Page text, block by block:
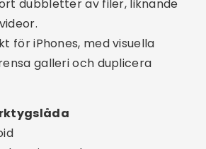
Ställ in appen så att den
rensar minnet varje dag.
Få aviseringar när din
eller prestandan är nedsatt.
analys:Se vilka appar som
minne och utrymme.